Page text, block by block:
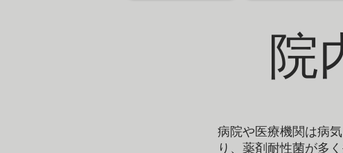
院
病院や医療機関は病
り、薬剤耐性菌が多